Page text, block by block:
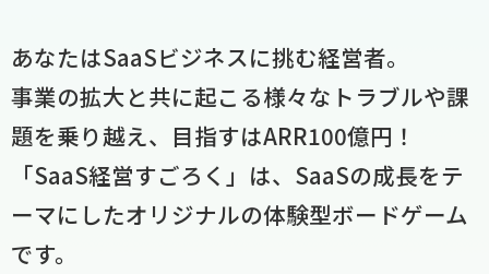
あなたはSaaSビジネスに挑む経営者。
事業の拡大と共に起こる様々なトラブルや課
題を乗り越え、目指すはARR100億円！
「SaaS経営すごろく」は、SaaSの成長をテ
ーマにしたオリジナルの体験型ボードゲーム
です。